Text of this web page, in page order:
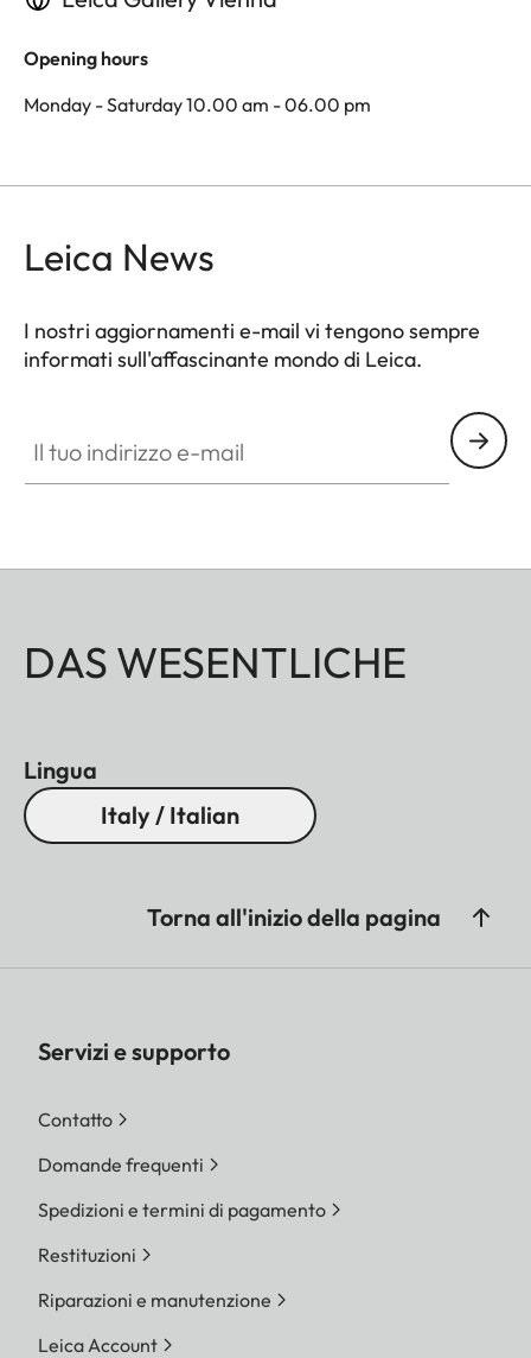
Opening hours
Monday - Saturday 10.00 am - 06.00 pm
Leica News
I nostri aggiornamenti e-mail vi tengono sempre
informati sull'affascinante mondo di Leica.
DAS WESENTLICHE
Lingua
Italy / Italian
Torna all'inizio della pagina
Servizi e supporto
Contatto
Domande frequenti
Spedizioni e termini di pagamento
Restituzioni
Riparazioni e manutenzione
Leica Account